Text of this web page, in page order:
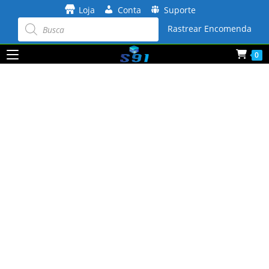
conteúdo
Loja Conta Suporte
Pesquisar
produtos Rastrear Encomenda
0